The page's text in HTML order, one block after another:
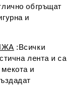
обгръщат
и
:Всички
лента и са
и